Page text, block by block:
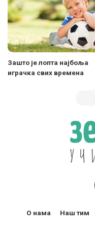
Зашто је лопта најбоља
играчка свих времена
О нама Наш тим